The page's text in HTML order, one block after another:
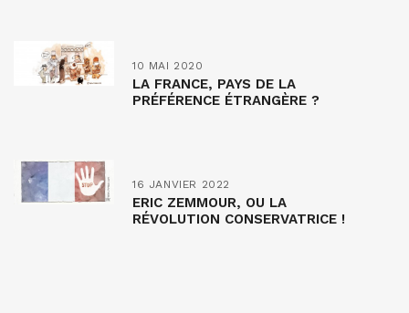
10 MAI 2020
LA FRANCE, PAYS DE LA
PRÉFÉRENCE ÉTRANGÈRE ?
16 JANVIER 2022
ERIC ZEMMOUR, OU LA
RÉVOLUTION CONSERVATRICE !